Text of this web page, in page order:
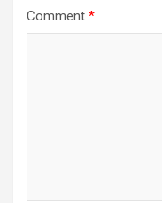
Comment *